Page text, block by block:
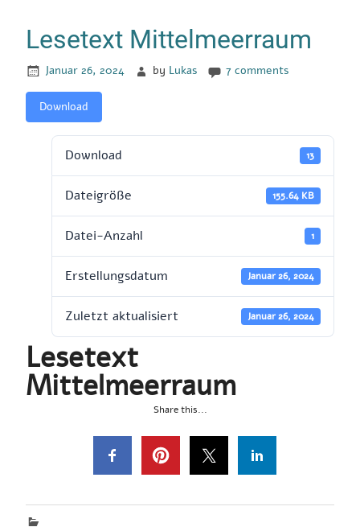
Lesetext Mittelmeerraum
Januar 26, 2024 by Lukas 7 comments
Download
Download 13
Dateigröße 155.64 KB
Datei-Anzahl 1
Erstellungsdatum Januar 26, 2024
Zuletzt aktualisiert Januar 26, 2024
Lesetext
Mittelmeerraum
Share this...